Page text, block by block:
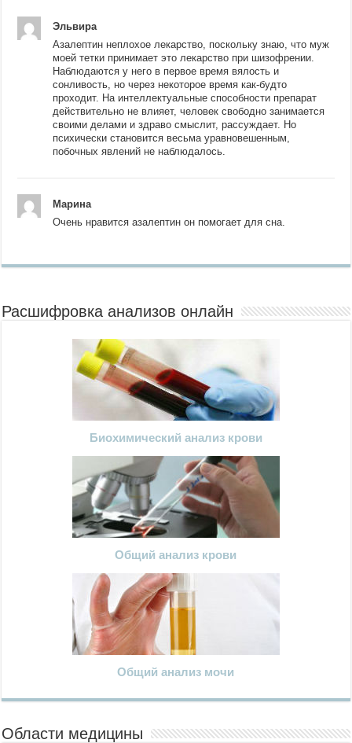
Эльвира
Азалептин неплохое лекарство, поскольку знаю, что муж
моей тетки принимает это лекарство при шизофрении.
Наблюдаются у него в первое время вялость и
сонливость, но через некоторое время как-будто
проходит. На интеллектуальные способности препарат
действительно не влияет, человек свободно занимается
своими делами и здраво смыслит, рассуждает. Но
психически становится весьма уравновешенным,
побочных явлений не наблюдалось.
Марина
Очень нравится азалептин он помогает для сна.
Расшифровка анализов онлайн
Биохимический анализ крови
Общий анализ крови
Общий анализ мочи
Области медицины